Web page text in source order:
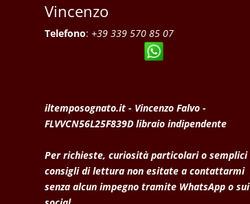
Vincenzo
Telefono: +39 339 570 85 07
iltemposognato.it - Vincenzo Falvo -
FLVVCN56L25F839D libraio indipendente
Per richieste, curiosità particolari o semplici
consigli di lettura non esitate a contattarmi
senza alcun impegno tramite WhatsApp o sui